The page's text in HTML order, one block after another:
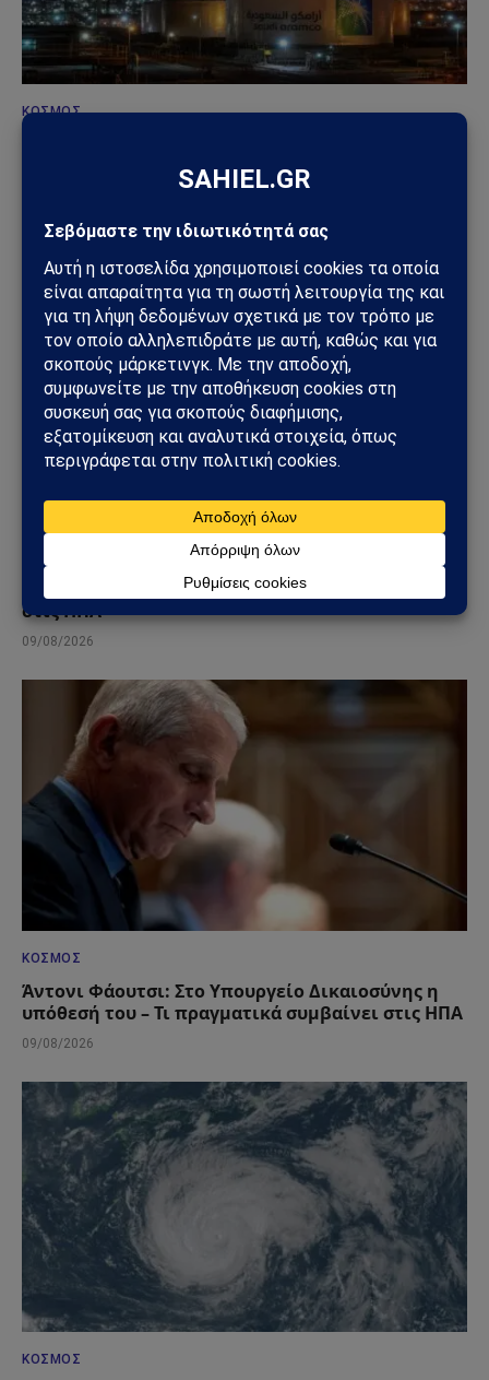
ΚΌΣΜΟΣ
Σαουδικής Αραβίας – Επίθεση με drone στο
διυλιστήριο της Aramco στην Τζαζάν
ΚΌΣΜΟΣ
Στενά του Ορμούζ: Το μεγάλο όπλο στρατηγικής
ισχύος του Ιράν – Οι 6 όροι που θέτει η Τεχεράνη
στις ΗΠΑ
09/08/2026
ΚΌΣΜΟΣ
Άντονι Φάουτσι: Στο Υπουργείο Δικαιοσύνης η
υπόθεσή του – Τι πραγματικά συμβαίνει στις ΗΠΑ
09/08/2026
ΚΌΣΜΟΣ